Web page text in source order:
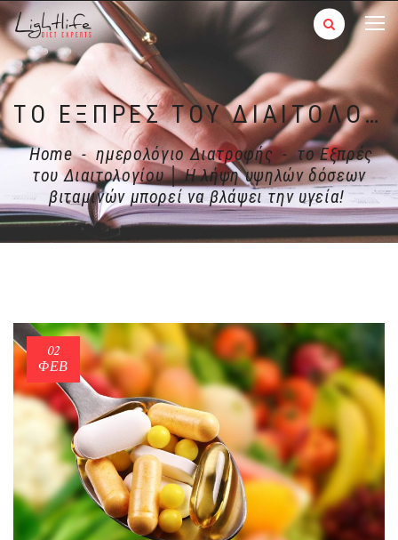
ΤΟ ΕΞΠΡΈΣ ΤΟΥ ΔΙΑΙΤΟΛΟΓΊΟΥ │ Η ΛΉΨΗ ΥΨΗΛΏΝ ΔΌΣΕΩΝ ΒΙΤΑΜΙΝΏΝ ΜΠΟΡΕΊ ΝΑ ΒΛΆΨΕΙ ΤΗΝ ΥΓΕΊΑ!
Home - ημερολόγιο Διατροφής - το Εξπρές
του Διαιτολογίου │ Η λήψη υψηλών δόσεων
βιταμινών μπορεί να βλάψει την υγεία!
02
ΦΕΒ